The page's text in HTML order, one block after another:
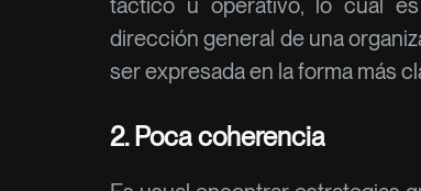
dirección general de una
ser expresada en la forma más
2. Poca coherencia